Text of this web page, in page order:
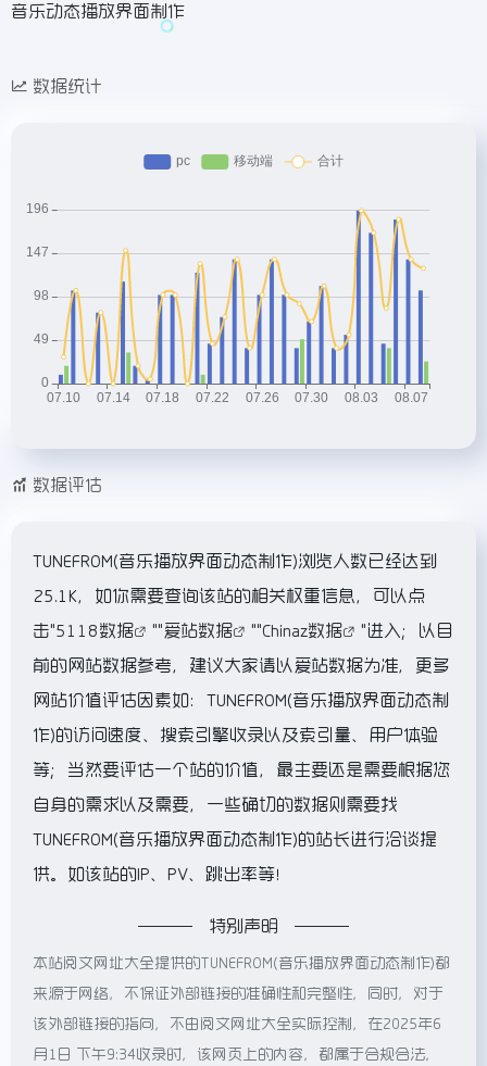
音乐动态播放界面制作
数据统计
数据评估
TUNEFROM(音乐播放界面动态制作)浏览人数已经达到
25.1K，如你需要查询该站的相关权重信息，可以点
击"5118数据 ""爱站数据 ""Chinaz数据
"进入；以目
前的网站数据参考，建议大家请以爱站数据为准，更多
网站价值评估因素如：TUNEFROM(音乐播放界面动态制
作)的访问速度、搜索引擎收录以及索引量、用户体验
等；当然要评估一个站的价值，最主要还是需要根据您
自身的需求以及需要，一些确切的数据则需要找
TUNEFROM(音乐播放界面动态制作)的站长进行洽谈提
供。如该站的IP、PV、跳出率等！
特别声明
本站阅文网址大全提供的TUNEFROM(音乐播放界面动态制作)都
来源于网络，不保证外部链接的准确性和完整性，同时，对于
该外部链接的指向，不由阅文网址大全实际控制，在2025年6
月1日 下午9:34收录时，该网页上的内容，都属于合规合法，